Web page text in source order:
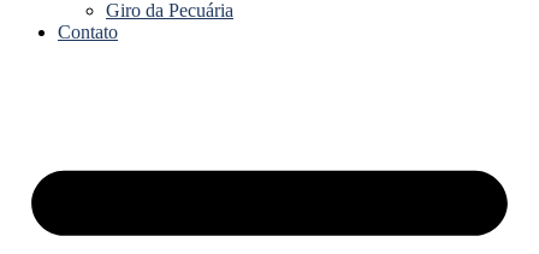
Giro da Pecuária
Contato